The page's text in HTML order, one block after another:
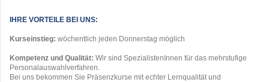
IHRE VORTEILE BEI UNS:
Kurseinstieg: wöchentlich jeden Donnerstag möglich
Kompetenz und Qualität: Wir sind SpezialistenInnen für das mehrstufige
Personalauswahlverfahren.
Bei uns bekommen Sie Präsenzkurse mit echter Lernqualität und